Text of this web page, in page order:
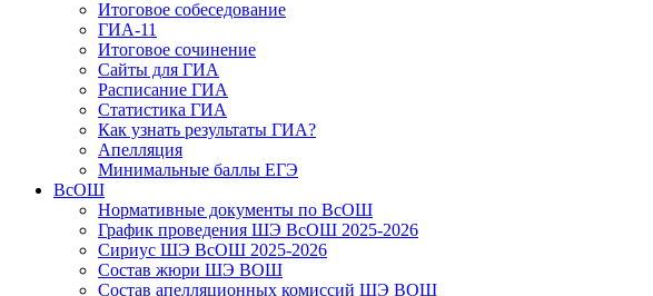
Итоговое собеседование
ГИА-11
Итоговое сочинение
Сайты для ГИА
Расписание ГИА
Статистика ГИА
Как узнать результаты ГИА?
Апелляция
Минимальные баллы ЕГЭ
ВсОШ
Нормативные документы по ВсОШ
График проведения ШЭ ВсОШ 2025-2026
Сириус ШЭ ВсОШ 2025-2026
Состав жюри ШЭ ВОШ
Состав апелляционных комиссий ШЭ ВОШ